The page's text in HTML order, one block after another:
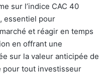
sur l’indice CAC 40
essentiel pour
et réagir en temps
en offrant une
sur la valeur anticipée de
pour tout investisseur